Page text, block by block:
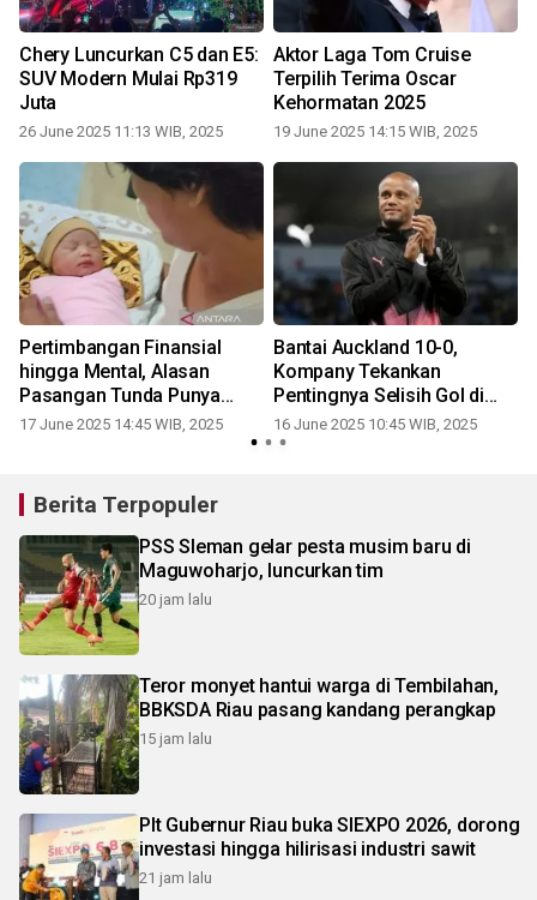
Chery Luncurkan C5 dan E5:
SUV Modern Mulai Rp319
Juta
26 June 2025 11:13 WIB, 2025
Aktor Laga Tom Cruise
Terpilih Terima Oscar
Kehormatan 2025
19 June 2025 14:15 WIB, 2025
Pertimbangan Finansial
hingga Mental, Alasan
Pasangan Tunda Punya
Anak
17 June 2025 14:45 WIB, 2025
Bantai Auckland 10-0,
Kompany Tekankan
Pentingnya Selisih Gol di
Grup Berat
16 June 2025 10:45 WIB, 2025
Berita Terpopuler
PSS Sleman gelar pesta musim baru di
Maguwoharjo, luncurkan tim
20 jam lalu
Teror monyet hantui warga di Tembilahan,
BBKSDA Riau pasang kandang perangkap
15 jam lalu
Plt Gubernur Riau buka SIEXPO 2026, dorong
investasi hingga hilirisasi industri sawit
21 jam lalu